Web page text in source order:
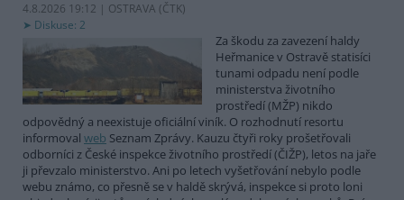
4.8.2026 19:12 | OSTRAVA (ČTK)
Diskuse: 2
Za škodu za zavezení haldy
Heřmanice v Ostravě statisíci
tunami odpadu není podle
ministerstva životního
prostředí (MŽP) nikdo
odpovědný a neexistuje oficiální viník. O rozhodnutí resortu
informoval web Seznam Zprávy. Kauzu čtyři roky prošetřovali
odborníci z České inspekce životního prostředí (ČIŽP), letos na jaře
ji převzalo ministerstvo. Ani po letech vyšetřování nebylo podle
webu známo, co přesně se v haldě skrývá, inspekce si proto loni